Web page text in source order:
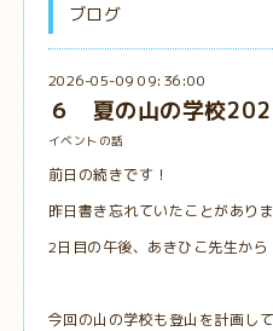
ブログ
2026-05-09 09:36:00
６ 夏の山の学校
イベントの話
前日の続きです！
昨日書き忘れていたことがあり
2日目の午後、あきひこ先生から
今回の山の学校も登山を計画して